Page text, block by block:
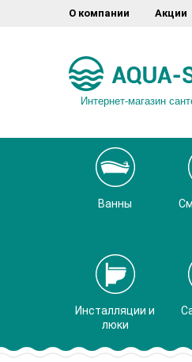
О компании Акции
Интернет-магазин
Ванны
Инсталляции и
люки